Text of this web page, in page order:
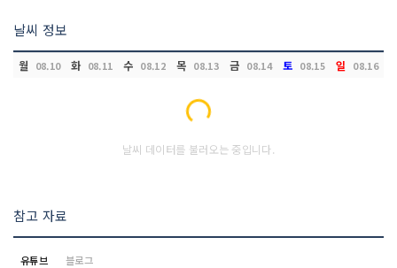
날씨 정보
월 08.10 화 08.11 수 08.12 목 08.13 금 08.14 토 08.15 일 08.16
Loading...
날씨 데이터를 불러오는 중입니다.
참고 자료
유튜브 블로그